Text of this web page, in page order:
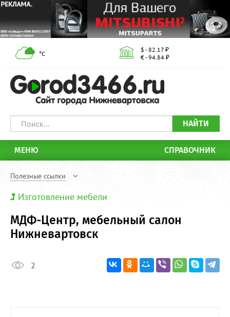
°С
$ - 82.17 ₽
€ - 94.84 ₽
НАЙТИ
МЕНЮ СПРАВОЧНИК
Полезные ссылки
Изготовление мебели
МДФ-Центр, мебельный салон
Нижневартовск
2